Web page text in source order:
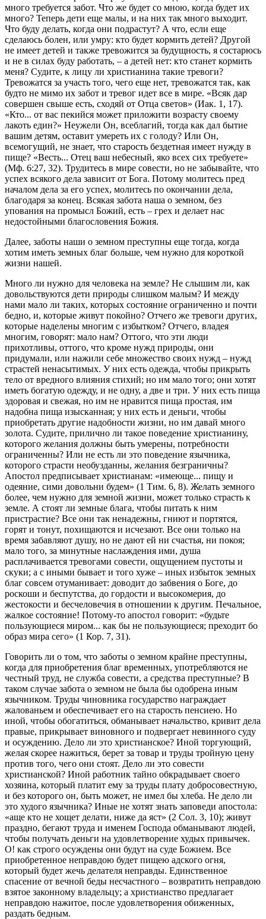
много требуется забот. Что же будет со мною, когда будет их
много? Теперь дети еще малы, и на них так много выходит.
Что буду делать, когда они подрастут? А что, если еще
сделаюсь болен, или умру: кто будет кормить детей? Другой
не имеет детей и также тревожится за будущность, я состарюсь
и не в силах буду работать, – а детей нет: кто станет кормить
меня? Судите, к лицу ли христианина такие тревоги?
Тревожатся за участь того, чего еще нет, тревожатся так, как
будто не мимо их забот и тревог идет все в мире. «Всяк дар
совершен свыше есть, сходяй от Отца светов» (Иак. 1, 17).
«Кто... от вас пекийся может приложити возрасту своему
лакоть един?» Неужели Он, всеблагий, тогда как дал бытие
вашим детям, оставит умереть их с голоду? Или Он,
всемогущий, не знает, что старость бездетная имеет нужду в
пище? «Весть... Отец ваш небесный, яко всех сих требуете»
(Мф. 6:27, 32). Трудитесь в мире совести, но не забывайте, что
успех всякого дела зависит от Бога. Потому молитесь пред
началом дела за его успех, молитесь по окончании дела,
благодаря за конец. Всякая забота наша о земном, без
упования на промысл Божий, есть – грех и делает нас
недостойными благословения Божия.
Далее, заботы наши о земном преступны еще тогда, когда
хотим иметь земных благ больше, чем нужно для короткой
жизни нашей.
Много ли нужно для человека на земле? Не слышим ли, как
довольствуются дети природы слишком малым? И между
нами мало ли таких, которых состояние ограниченно и почти
бедно, и, которые живут покойно? Отчего же тревоги других,
которые наделены многим с избытком? Отчего, владея
многим, говорят: мало нам? Оттого, что эти люди
прихотливы, оттого, что кроме нужд природы, они
придумали, или нажили себе множество своих нужд – нужд
страстей ненасытимых. У них есть одежда, чтобы прикрыть
тело от вредного влияния стихий; но им мало того; они хотят
иметь богатую одежду, и не одну, а две и три. У них есть пища
здоровая и свежая, но им не нравится пища простая, им
надобна пища изысканная; у них есть и деньги, чтобы
приобретать другие надобности жизни, но им давай много
золота. Судите, прилично ли такое поведение христианину,
которого желания должны быть умерены, потребности
ограниченны? Или не есть ли это поведение язычника,
которого страсти необузданны, желания безграничны?
Апостол предписывает христианам: «имеюще... пищу и
одеяние, сими довольни будем» (1 Тим. 6, 8). Желать земного
более, чем нужно для земной жизни, может только страсть к
земле. А стоят ли земные блага, чтобы питать к ним
пристрастие? Все они так ненадежны, гниют и портятся,
горят и тонут, похищаются и исчезают. Все они только на
время забавляют душу, но не дают ей ни счастья, ни покоя;
мало того, за минутные наслаждения ими, душа
расплачивается тревогами совести, ощущением пустоты и
скуки; а с иными бывает и того хуже – иных избыток земных
благ совсем отуманивает: доводит до забвения о Боге, до
роскоши и беспутства, до гордости и высокомерия, до
жестокости и бесчеловечия в отношении к другим. Печальное,
жалкое состояние! Потому-то апостол говорит: «будьте
пользующиеся миром... как бы не пользующиеся; преходит бо
образ мира сего» (1 Кор. 7, 31).
Говорить ли о том, что заботы о земном крайне преступны,
когда для приобретения благ временных, употребляются не
честный труд, не служба совести, а средства преступные? В
таком случае забота о земном не была бы одобрена иным
язычником. Труды чиновника государство награждает
жалованьем и обеспечивает его на старость пенсиею. Но
иной, чтобы обогатиться, обманывает начальство, кривит дела
правые, прикрывает виновного и подвергает невинного суду
и осуждению. Дело ли это христианское? Иной торгующий,
желая скорее нажиться, берет за товар и труды тройную цену
против того, чего они стоят. Дело ли это совести
христианской? Иной работник тайно обкрадывает своего
хозяина, который платит ему за труды плату добросовестную,
и без которого он, быть может, не имел бы хлеба. Не дело ли
это худого язычника? Иные не хотят знать заповеди апостола:
«аще кто не хощет делати, ниже да яст» (2 Сол. 3, 10); живут
праздно, бегают труда и именем Господа обманывают людей,
чтобы получать деньги на удовлетворение худых привычек.
О! как строго осуждены они будут на суде Божием. Все
приобретенное неправдою будет пищею адского огня,
который будет жечь делателя неправды. Единственное
спасение от вечной беды несчастного – возвратить неправдою
взятое законному владельцу; а христианство предлагает
неправдою нажитое, после удовлетворения обиженных,
раздать бедным.